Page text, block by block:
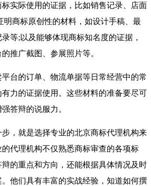
实际使用的证据，比如销售记录、店面
明商标原创性的材料，如设计手稿、最
等;以及能够体现商标知名度的证据，
推广截图、参展照片等。
台的订单、物流单据等日常经营中的常
有力的证据使用。这些材料的准备要尽可
答辩的说服力。
，就是选择专业的北京商标代理机构来
代理机构不仅熟悉商标审查的各项标
的重点和方向，还能根据具体情况及时
他们具有丰富的实战经验，知道如何撰